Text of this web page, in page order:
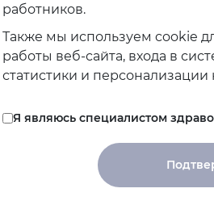
работников.
Также мы используем cookie
работы веб-сайта, входа в
статистики и персонализации
Я являюсь специалистом